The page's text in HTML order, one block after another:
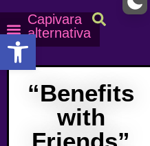
Capivara
alternativa
“Benefits
with
Abrir a barra